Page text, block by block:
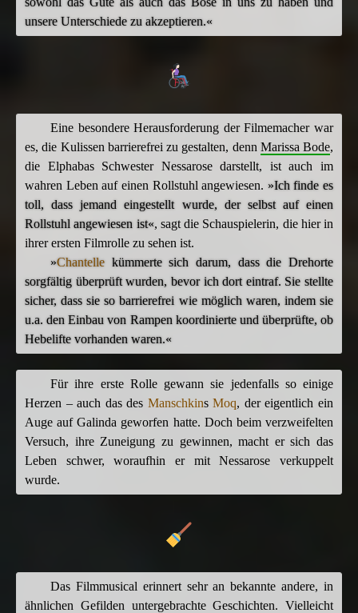
unsere Unterschiede zu akzeptieren.«
Eine besondere Herausforderung der Filmemacher war
es, die Kulissen barrierefrei zu gestalten, denn Marissa Bode,
die Elphabas Schwester Nessarose darstellt, ist auch im
wahren Leben auf einen Rollstuhl angewiesen. »Ich finde es
toll, dass jemand eingestellt wurde, der selbst auf einen
Rollstuhl angewiesen ist«, sagt die Schauspielerin, die hier in
ihrer ersten Filmrolle zu sehen ist.
»Chantelle kümmerte sich darum, dass die Drehorte
sorgfältig überprüft wurden, bevor ich dort eintraf. Sie stellte
sicher, dass sie so barrierefrei wie möglich waren, indem sie
u.a. den Einbau von Rampen koordinierte und überprüfte, ob
Hebelifte vorhanden waren.«
Für ihre erste Rolle gewann sie jedenfalls so einige
Herzen – auch das des ManschkinsMoq, der eigentlich ein
Auge auf Galinda geworfen hatte. Doch beim verzweifelten
Versuch, ihre Zuneigung zu gewinnen, macht er sich das
Leben schwer, woraufhin er mit Nessarose verkuppelt
wurde.
Das Filmmusical erinnert sehr an bekannte andere, in
ähnlichen Gefilden untergebrachte Geschichten. Vielleicht